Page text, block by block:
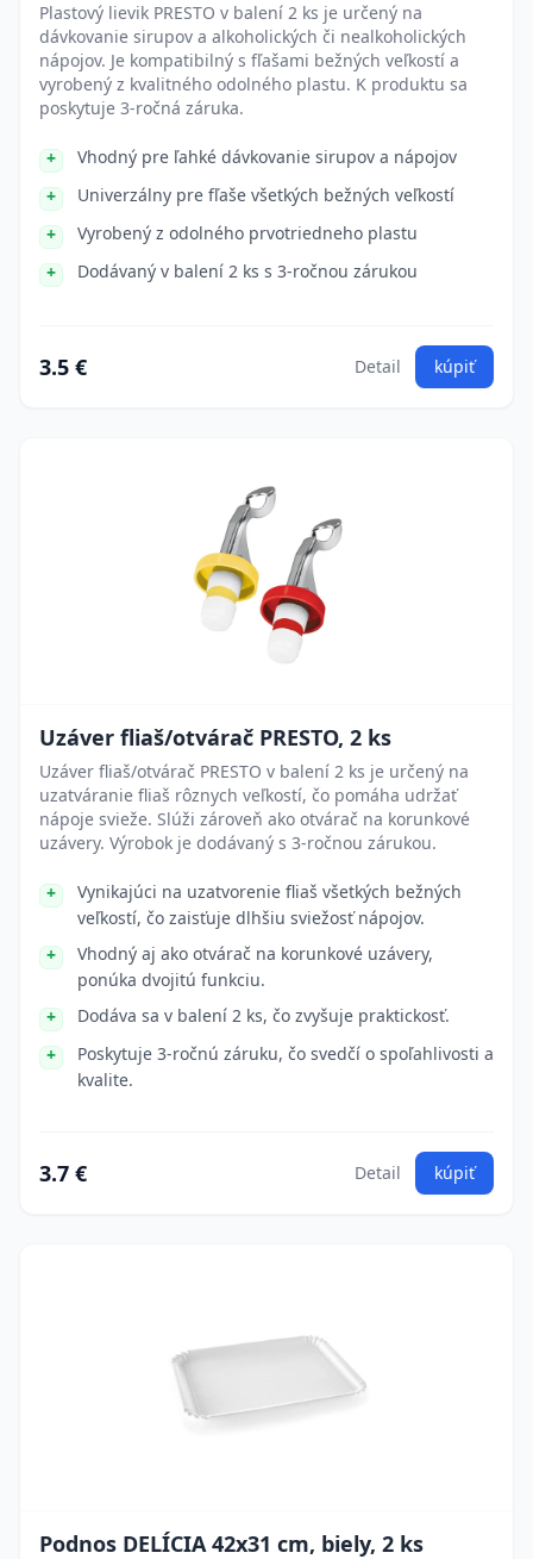
Plastový lievik PRESTO v balení 2 ks je určený na
dávkovanie sirupov a alkoholických či nealkoholických
nápojov. Je kompatibilný s fľašami bežných veľkostí a
vyrobený z kvalitného odolného plastu. K produktu sa
poskytuje 3-ročná záruka.
Vhodný pre ľahké dávkovanie sirupov a nápojov
Univerzálny pre fľaše všetkých bežných veľkostí
Vyrobený z odolného prvotriedneho plastu
Dodávaný v balení 2 ks s 3-ročnou zárukou
3.5 € Detail kúpiť
Uzáver fliaš/otvárač PRESTO, 2 ks
Uzáver fliaš/otvárač PRESTO v balení 2 ks je určený na
uzatváranie fliaš rôznych veľkostí, čo pomáha udržať
nápoje svieže. Slúži zároveň ako otvárač na korunkové
uzávery. Výrobok je dodávaný s 3-ročnou zárukou.
Vynikajúci na uzatvorenie fliaš všetkých bežných
veľkostí, čo zaisťuje dlhšiu sviežosť nápojov.
Vhodný aj ako otvárač na korunkové uzávery,
ponúka dvojitú funkciu.
Dodáva sa v balení 2 ks, čo zvyšuje praktickosť.
Poskytuje 3-ročnú záruku, čo svedčí o spoľahlivosti a
kvalite.
3.7 € Detail kúpiť
Podnos DELÍCIA 42x31 cm, biely, 2 ks